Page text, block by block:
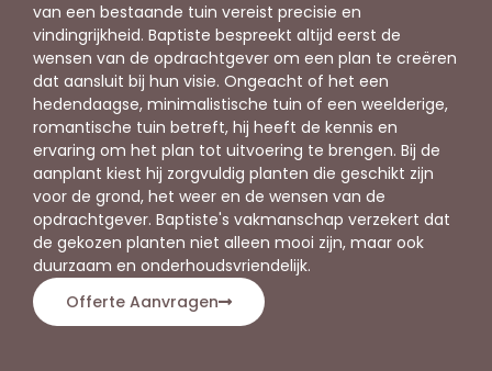
van een bestaande tuin vereist precisie en
vindingrijkheid. Baptiste bespreekt altijd eerst de
wensen van de opdrachtgever om een plan te creëren
dat aansluit bij hun visie. Ongeacht of het een
hedendaagse, minimalistische tuin of een weelderige,
romantische tuin betreft, hij heeft de kennis en
ervaring om het plan tot uitvoering te brengen. Bij de
aanplant kiest hij zorgvuldig planten die geschikt zijn
voor de grond, het weer en de wensen van de
opdrachtgever. Baptiste's vakmanschap verzekert dat
de gekozen planten niet alleen mooi zijn, maar ook
duurzaam en onderhoudsvriendelijk.
Offerte Aanvragen